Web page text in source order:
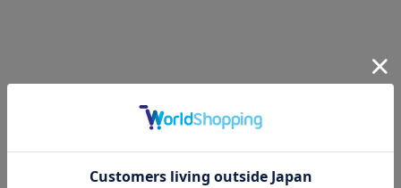
斜めに配されたメッシュのバイアス柄が視覚的なアクセント。